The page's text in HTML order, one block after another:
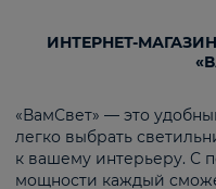
ИНТЕРНЕТ-
«ВамСвет» — это
легко выбрать
к вашему интерьеру. С
мощности каждый